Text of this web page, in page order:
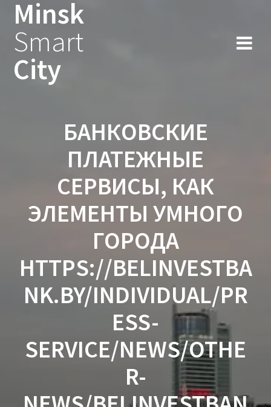
Minsk
Smart
City
БАНКОВСКИЕ
ПЛАТЕЖНЫЕ
СЕРВИСЫ, КАК
ЭЛЕМЕНТЫ УМНОГО
ГОРОДА
HTTPS://BELINVESTBA
NK.BY/INDIVIDUAL/PR
ESS-
SERVICE/NEWS/OTHE
R-